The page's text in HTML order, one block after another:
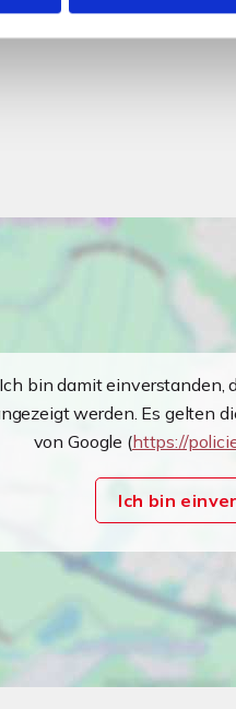
Ich bin damit einverstanden,
werden. Es gelten
von Google (https://
Ich bin